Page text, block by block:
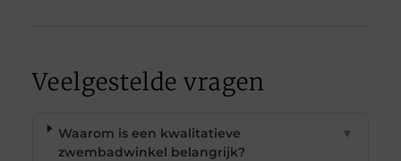
Veelgestelde vragen
Waarom is een kwalitatieve
zwembadwinkel belangrijk?
▼